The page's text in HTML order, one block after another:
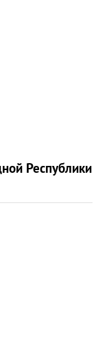
Республики